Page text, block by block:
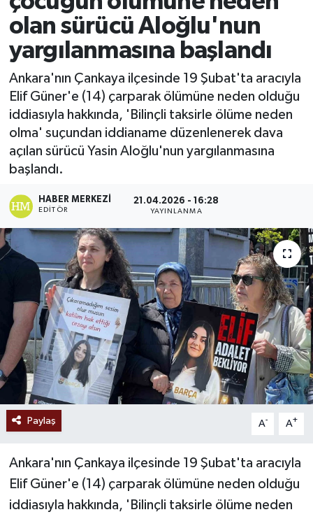
olan sürücü Aloğlu'nun
yargılanmasına başlandı
Ankara'nın Çankaya ilçesinde 19 Şubat'ta aracıyla
Elif Güner'e (14) çarparak ölümüne neden olduğu
iddiasıyla hakkında, 'Bilinçli taksirle ölüme neden
olma' suçundan iddianame düzenlenerek dava
açılan sürücü Yasin Aloğlu'nun yargılanmasına
başlandı.
HABER MERKEZI
EDITÖR
21.04.2026 - 16:28
YAYINLANMA
Paylaş A- A+
Ankara'nın Çankaya ilçesinde 19 Şubat'ta aracıyla
Elif Güner'e (14) çarparak ölümüne neden olduğu
iddiasıyla hakkında, 'Bilinçli taksirle ölüme neden
Ekonomi
Sağlık
Tokat Haber